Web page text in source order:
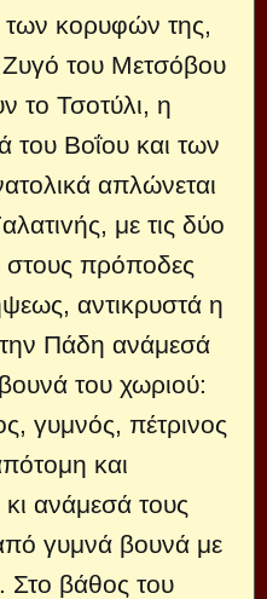
κορυφών της,
του Μετσόβου
το Τσοτύλι, η
του Βοΐου και των
απλώνεται
με τις δύο
στους πρόποδες
αντικρυστά η
Πάδη ανάμεσά
του χωριού:
γυμνός, πέτρινος
και
ανάμεσά τους
γυμνά βουνά με
Στο βάθος του